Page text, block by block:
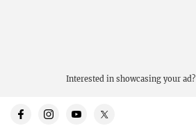
Interested in showcasing your ad?